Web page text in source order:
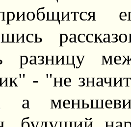
разницу
- "не
а